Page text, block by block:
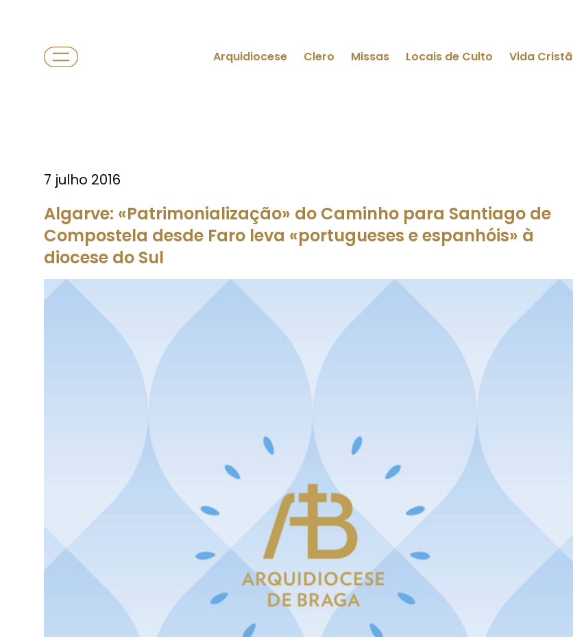
Arquidiocese Clero Missas Locais de Culto Vida Cristã
7 julho 2016
Algarve: «Patrimonialização» do Caminho para Santiago de
Compostela desde Faro leva «portugueses e espanhóis» à
diocese do Sul